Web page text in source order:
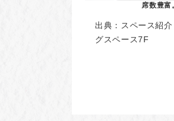
席数豊富
出典： スペース紹
グスペース7F